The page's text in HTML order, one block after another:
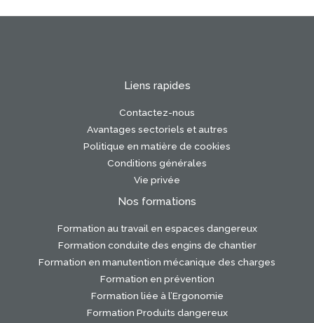
Liens rapides
Contactez-nous
Avantages sectoriels et autres
Politique en matière de cookies
Conditions générales
Vie privée
Nos formations
Formation au travail en espaces dangereux
Formation conduite des engins de chantier
Formation en manutention mécanique des charges
Formation en prévention
Formation liée à l’Ergonomie
Formation Produits dangereux